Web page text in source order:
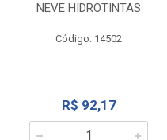
NEVE HIDROTINTAS
Código: 14502
R$ 92,17